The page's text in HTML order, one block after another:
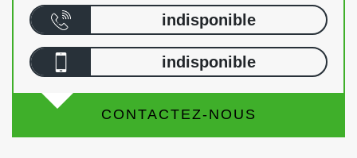
indisponible
indisponible
CONTACTEZ-NOUS